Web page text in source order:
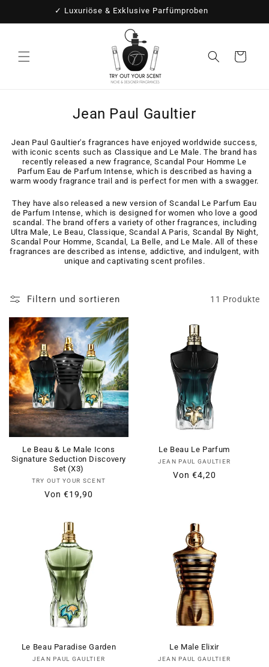
Inhalt
✓ Luxuriöse & Exklusive Parfümproben
Warenkorb
K
t
e
g
o
r
i
e
Jean Paul Gaultier
Jean Paul Gaultier's fragrances have enjoyed worldwide success,
with iconic scents such as Classique and Le Male. The brand has
recently released a new fragrance, Scandal Pour Homme Le
Parfum Eau de Parfum Intense, which is described as having a
warm woody fragrance trail and is perfect for men with a swagger.
They have also released a new version of Scandal Le Parfum Eau
de Parfum Intense, which is designed for women who love a good
scandal. The brand offers a variety of other fragrances, including
Ultra Male, Le Beau, Classique, Scandal A Paris, Scandal By Night,
Scandal Pour Homme, Scandal, La Belle, and Le Male. All of these
fragrances are described as intense, addictive, and indulgent, with
unique and captivating scent profiles.
Filtern und sortieren 11 Produkte
Le Beau & Le Male Icons
Signature Seduction Discovery
Set (X3)
Anbieter:
TRY OUT YOUR SCENT
Normaler
Verkaufspreis
Von €19,90
Le Beau Le Parfum
Anbieter:
JEAN PAUL GAULTIER
Normaler
Verkaufspreis
Von €4,20
Le Beau Paradise Garden
Anbieter:
JEAN PAUL GAULTIER
Le Male Elixir
Anbieter:
JEAN PAUL GAULTIER